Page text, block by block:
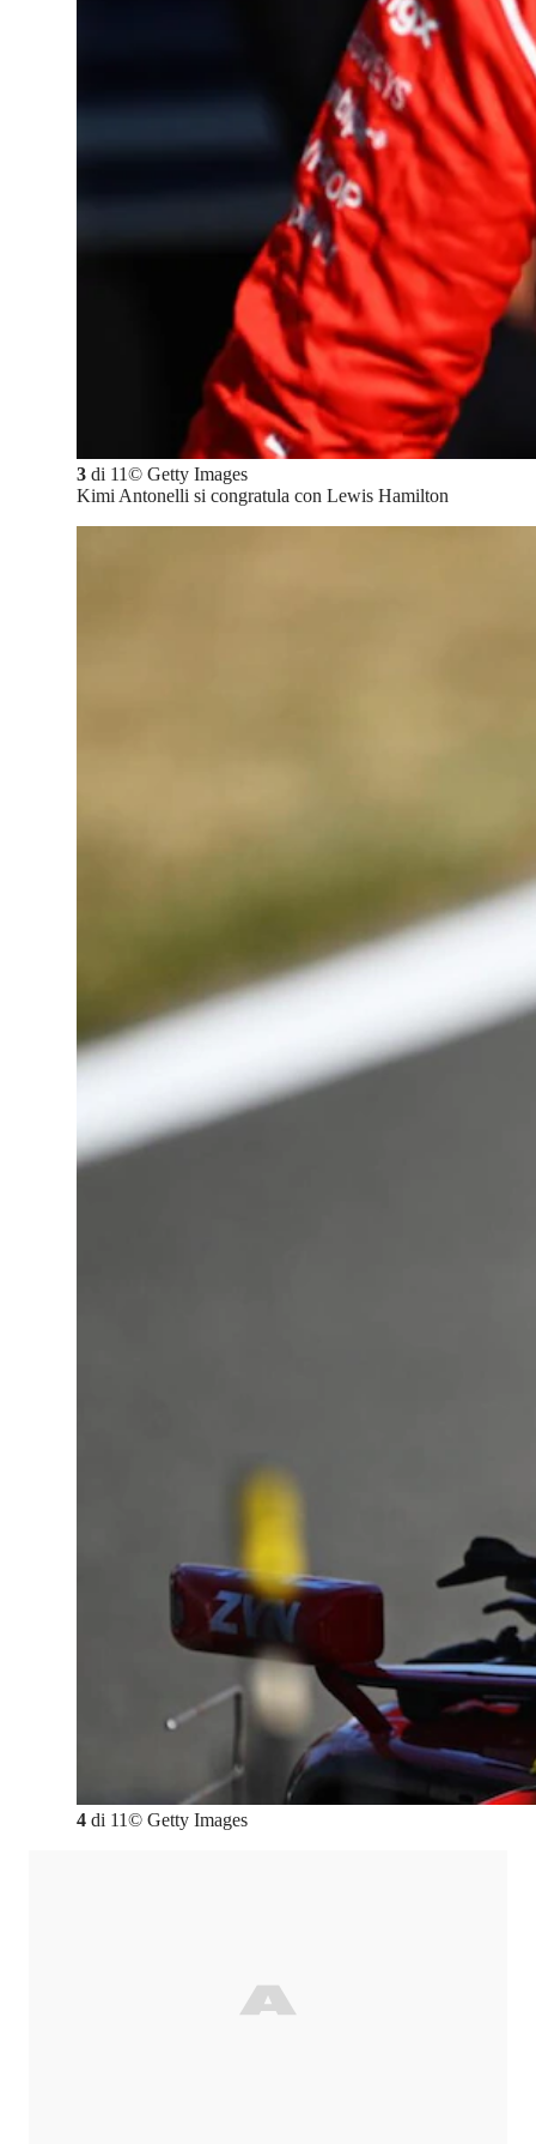
3 di 11© Getty Images
Kimi Antonelli si congratula con Lewis Hamilton
4 di 11© Getty Images